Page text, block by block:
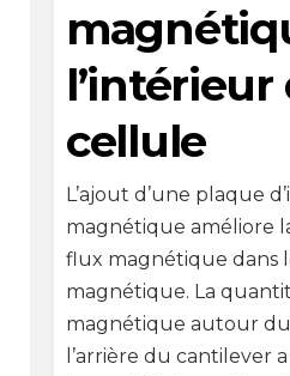
l’intérieur
cellule
L’ajout d’une plaque
magnétique améliore
flux magnétique dans
magnétique. La
magnétique autour
l’arrière du cantilever